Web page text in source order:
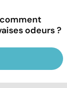
odeurs ?